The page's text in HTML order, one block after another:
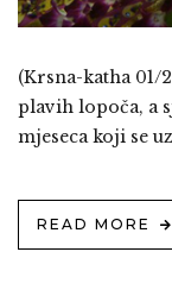
(Krsna-katha 01/
plavih lopoča, a
mjeseca koji se
READ MORE